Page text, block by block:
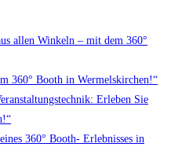
allen Winkeln – mit dem 360°
360° Booth in Wermelskirchen!“
Erleben Sie
360° Booth- Erlebnisses in